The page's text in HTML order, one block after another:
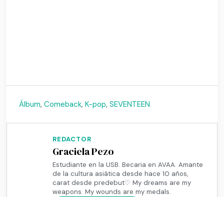
Álbum,Comeback,K-pop,SEVENTEEN
REDACTOR
Graciela Pezo
Estudiante en la USB. Becaria en AVAA. Amante
de la cultura asiática desde hace 10 años,
carat desde predebut♡ My dreams are my
weapons. My wounds are my medals.